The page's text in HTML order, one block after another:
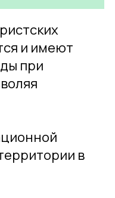
и имеют
при
в